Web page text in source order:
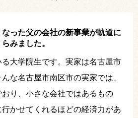
った父の会社の新事業が軌道に
みました。
大学院生です。実家は名古屋市
な名古屋市南区市の実家では、
り、小さな会社ではあるもの
かせてくれるほどの経済力があ